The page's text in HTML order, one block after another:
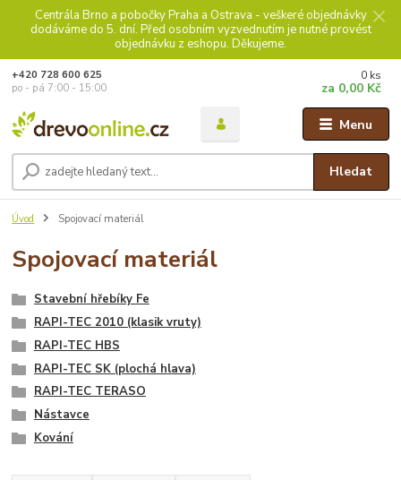
Centrála Brno a pobočky Praha a Ostrava - veškeré objednávky
dodáváme do 5. dní. Před osobním vyzvednutím je nutné provést
objednávku z eshopu. Děkujeme.
Menu
Hledat
+420 728 600 625
po - pá 7:00 - 15:00
0 ks
za 0,00 Kč
Úvod Spojovací materiál
Spojovací materiál
Stavební hřebíky Fe
RAPI-TEC 2010 (klasik vruty)
RAPI-TEC HBS
RAPI-TEC SK (plochá hlava)
RAPI-TEC TERASO
Nástavce
Kování